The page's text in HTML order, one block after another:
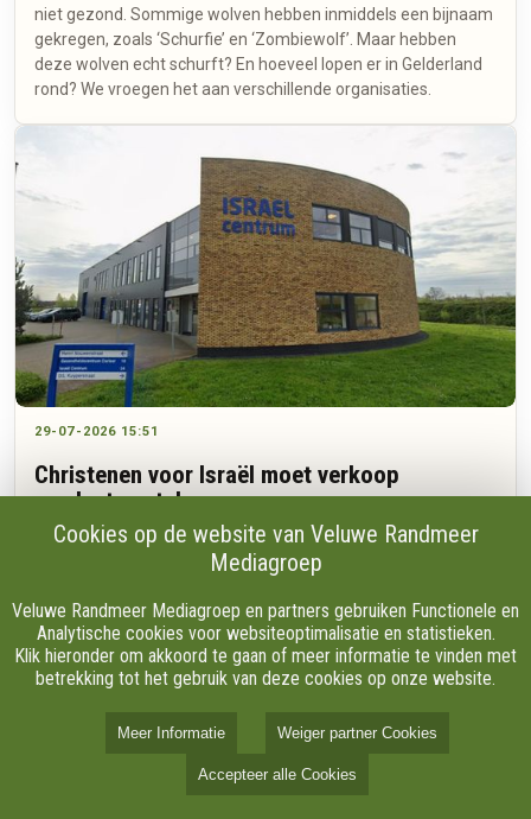
niet gezond. Sommige wolven hebben inmiddels een bijnaam
gekregen, zoals ‘Schurfie’ en ‘Zombiewolf’. Maar hebben
deze wolven echt schurft? En hoeveel lopen er in Gelderland
rond? We vroegen het aan verschillende organisaties.
29-07-2026 15:51
Christenen voor Israël moet verkoop
producten staken
straks uit het assortiment van de Israëlwinkel in Nijkerk
verdwijnen. Vanaf 22 september geldt een landelijk verbod op
goederen uit illegale Israëlische nederzettingen.
Cookies op de website van Veluwe Randmeer
Mediagroep
Veluwe Randmeer Mediagroep en partners gebruiken Functionele en
Analytische cookies voor websiteoptimalisatie en statistieken.
Klik hieronder om akkoord te gaan of meer informatie te vinden met
betrekking tot het gebruik van deze cookies op onze website.
Meer Informatie Weiger partner Cookies
Accepteer alle Cookies